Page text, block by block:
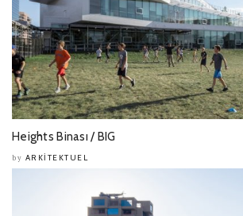
Heights Binası / BIG
by ARKITEKTUEL